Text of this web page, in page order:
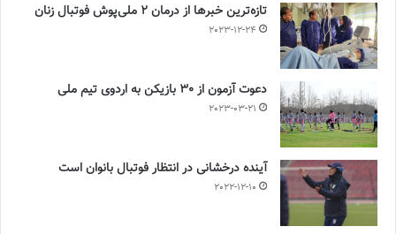
تازه‌ترین خبرها از درمان ۲ ملی‌پوش فوتبال زنان
2023-12-24
دعوت آزمون از 30 بازیکن به اردوی تیم ملی
2023-03-21
آینده درخشانی در انتظار فوتبال بانوان است
2022-12-10